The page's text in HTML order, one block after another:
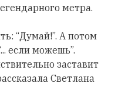
метра.
“Думай!”. А потом
если можешь”.
заставит
Светлана